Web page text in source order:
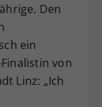
Den
ein
von
Linz: „Ich